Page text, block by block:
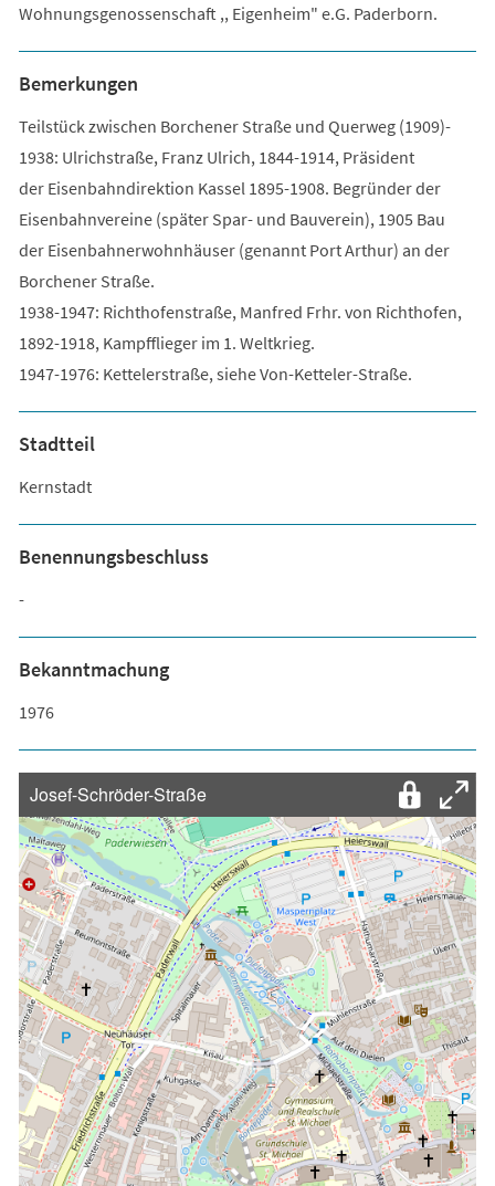
Wohnungsgenossenschaft ,, Eigenheim" e.G. Paderborn.
Bemerkungen
Teilstück zwischen Borchener Straße und Querweg (1909)-
1938: Ulrichstraße, Franz Ulrich, 1844-1914, Präsident
der Eisenbahndirektion Kassel 1895-1908. Begründer der
Eisenbahnvereine (später Spar- und Bauverein), 1905 Bau
der Eisenbahnerwohnhäuser (genannt Port Arthur) an der
Borchener Straße.
1938-1947: Richthofenstraße, Manfred Frhr. von Richthofen,
1892-1918, Kampfflieger im 1. Weltkrieg.
1947-1976: Kettelerstraße, siehe Von-Ketteler-Straße.
Stadtteil
Kernstadt
Benennungsbeschluss
-
Bekanntmachung
1976
Josef-Schröder-Straße